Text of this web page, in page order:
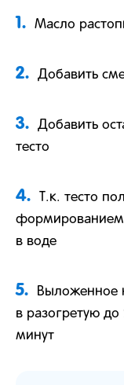
1. Масло
2. Добавить
3.
Добавить
тесто
4.
Т.к. тесто
формированием
в воде
5.
Выложенное
в разогретую до
минут